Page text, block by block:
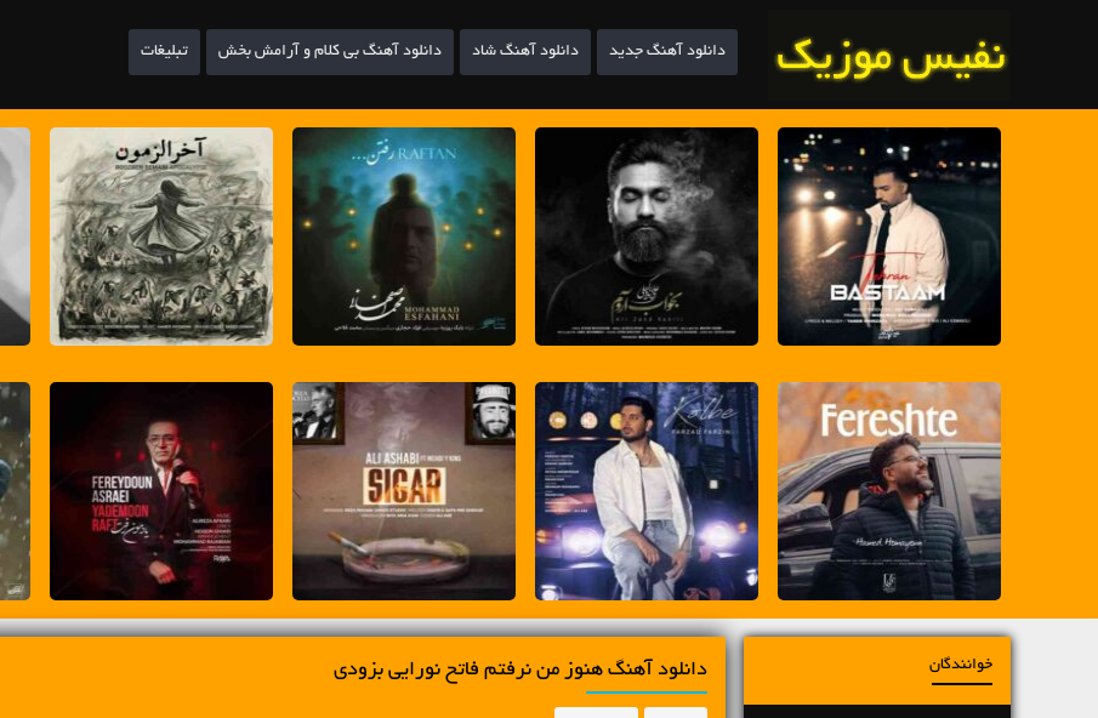
دانلود آهنگ جدید دانلود آهنگ شاد دانلود آهنگ بی کلام و آرامش بخش تبلیغات
خوانندگان دانلود آهنگ هنوز من نرفتم فاتح نورایی بزودی